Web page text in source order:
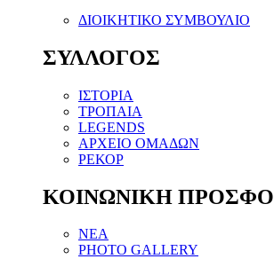
ΔΙΟΙΚΗΤΙΚΟ ΣΥΜΒΟΥΛΙΟ
ΣΥΛΛΟΓΟΣ
ΙΣΤΟΡΙΑ
ΤΡΟΠΑΙΑ
LEGENDS
ΑΡΧΕΙΟ ΟΜΑΔΩΝ
ΡΕΚΟΡ
ΚΟΙΝΩΝΙΚΗ
NEA
PHOTO GALLERY